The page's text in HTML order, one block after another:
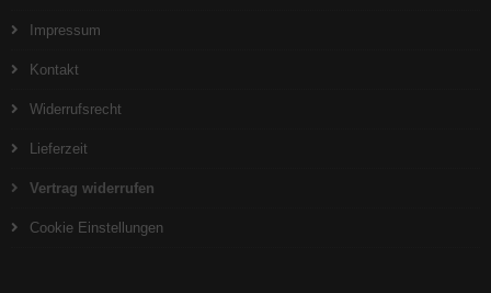
Impressum
Kontakt
Widerrufsrecht
Lieferzeit
Vertrag widerrufen
Cookie Einstellungen